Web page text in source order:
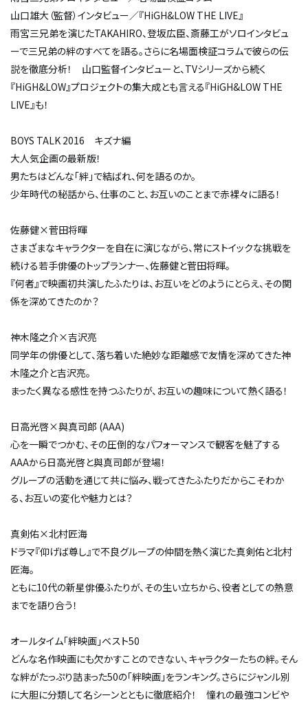
山口雄大（監督）インタビュー／『HiGH&LOW THE LIVE』
雨宮三兄弟を演じたTAKAHIRO、登坂広臣、斎藤工がソロインタビュ
ーで三兄弟の絆のすべてを語る。さらに名場面検証コラムで彼らの伝
説を徹底分析！ 山口監督インタビューと、TVシリーズから続く
『HiGH&LOW』プロジェクトの集大成とも言える『HiGH&LOW THE
LIVE』も！
BOYS TALK 2016 キズナ編
大人気企画の最新版！
男たちはどんな「絆」で結ばれ、何を語るのか。
少年時代の秘話から、仕事のこと、お互いのことまで赤裸々に語る！
佐藤健×菅田将暉
さまざまなキャラクターを自在に演じながら、常にストイックな挑戦を
続ける若手俳優のトップランナー、佐藤健と菅田将暉。
『何者』で映画初共演したふたりは、お互いをどのようにとらえ、その関
係を深めてきたのか？
神木隆之介×吉沢亮
同学年の俳優として、落ち着いた絶妙な距離感で友情を深めてきた神
木隆之介と吉沢亮。
まったく異なる感性を持つふたりが、お互いの趣味について熱く語る！
日高光啓×與真司郎 (AAA)
心を一瞬でつかむ、その圧倒的なパフォーマンスで観客を魅了する
AAAから日高光啓と與真司郎が登場！
グループの活動を通じて共に悩み、戦ってきたふたりだからこそわか
る、お互いの変化や魅力とは？
真剣佑×北村匠海
ドラマ『仰げば尊し』で不良グループの仲間を熱く演じた真剣佑と北村
匠海。
ともに10代の新星俳優ふたりが、その生い立ちから、役者としての熱意
までを語り合う！
オールタイム「絆映画」ベスト50
どんな名作映画にも欠かすことのできない、キャラクターたちの絆。そん
な絆がたっぷり詰まった50の「絆映画」をランキング。さらにジャンル別
に大胆に分類して名シーンとともに徹底紹介！ 憧れの最強コンビや